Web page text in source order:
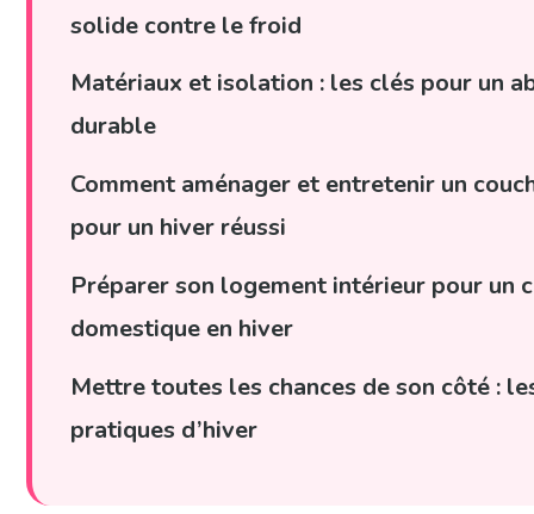
solide contre le froid
Matériaux et isolation : les clés pour un
durable
Comment aménager et entretenir un
pour un hiver réussi
Préparer son logement intérieur pour un
domestique en hiver
Mettre toutes les chances de son côté :
pratiques d’hiver